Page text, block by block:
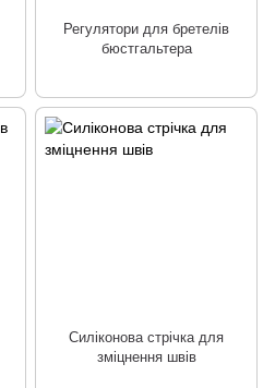
Регулятори для бретелів
бюстгальтера
Силіконова стрічка для
зміцнення швів